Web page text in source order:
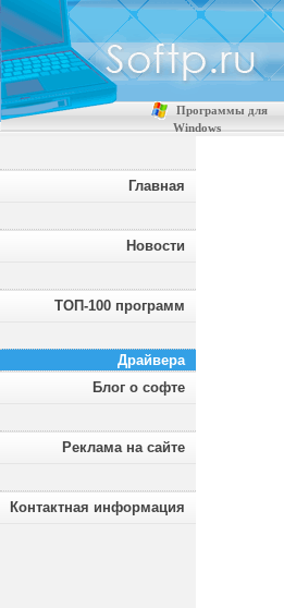
Программы для
Windows
Главная
Новости
ТОП-100 программ
Драйвера
Блог о софте
Реклама на сайте
Контактная информация